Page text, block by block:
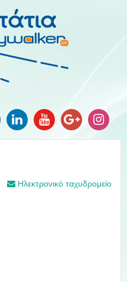
Ανάπτυξης
Ηλεκτρονικό ταχυδρομείο